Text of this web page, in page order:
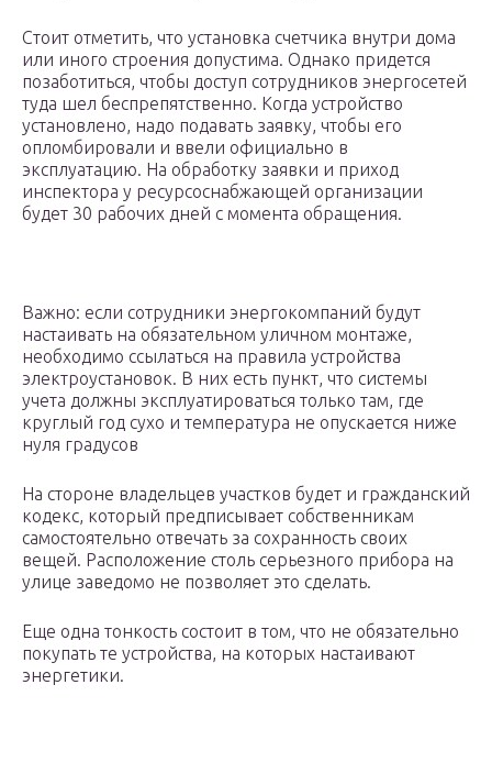
Стоит отметить, что установка счетчика внутри дома
или иного строения допустима. Однако придется
позаботиться, чтобы доступ сотрудников энергосетей
туда шел беспрепятственно. Когда устройство
установлено, надо подавать заявку, чтобы его
опломбировали и ввели официально в
эксплуатацию. На обработку заявки и приход
инспектора у ресурсоснабжающей организации
будет 30 рабочих дней с момента обращения.
Важно: если сотрудники энергокомпаний будут
настаивать на обязательном уличном монтаже,
необходимо ссылаться на правила устройства
электроустановок. В них есть пункт, что системы
учета должны эксплуатироваться только там, где
круглый год сухо и температура не опускается ниже
нуля градусов
На стороне владельцев участков будет и гражданский
кодекс, который предписывает собственникам
самостоятельно отвечать за сохранность своих
вещей. Расположение столь серьезного прибора на
улице заведомо не позволяет это сделать.
Еще одна тонкость состоит в том, что не обязательно
покупать те устройства, на которых настаивают
энергетики.